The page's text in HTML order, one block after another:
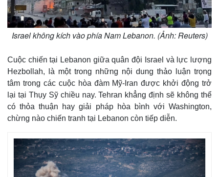
Israel không kích vào phía Nam Lebanon. (Ảnh: Reuters)
Cuộc chiến tại Lebanon giữa quân đội Israel và lực lượng
Hezbollah, là một trong những nội dung thảo luận trọng
tâm trong các cuộc hòa đàm Mỹ-Iran được khởi động trở
lại tại Thụy Sỹ chiều nay. Tehran khẳng định sẽ không thể
có thỏa thuận hay giải pháp hòa bình với Washington,
chừng nào chiến tranh tại Lebanon còn tiếp diễn.